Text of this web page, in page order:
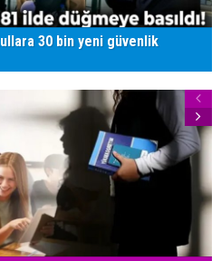
30 bin yeni güvenlik